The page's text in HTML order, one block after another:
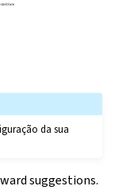
da sua
suggestions.